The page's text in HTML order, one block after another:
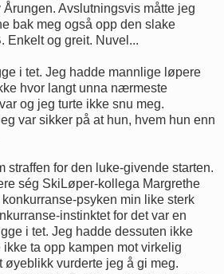
Avslutningsvis måtte jeg
bak meg også opp den slake
Enkelt og greit. Nuvel...
i tet. Jeg hadde mannlige løpere
hvor langt unna nærmeste
og jeg turte ikke snu meg.
var sikker på at hun, hvem hun enn
straffen for den luke-givende starten.
ség SkiLøper-kollega Margrethe
psyken min like sterk
instinktet for det var en
i tet. Jeg hadde dessuten ikke
ta opp kampen mot virkelig
øyeblikk vurderte jeg å gi meg.